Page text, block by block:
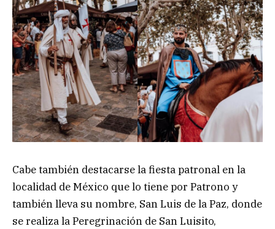
Cabe también destacarse la fiesta patronal en la
localidad de México que lo tiene por Patrono y
también lleva su nombre, San Luis de la Paz, donde
se realiza la Peregrinación de San Luisito,